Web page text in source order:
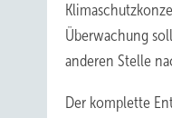
Überwachung
anderen Stelle
Der komplette